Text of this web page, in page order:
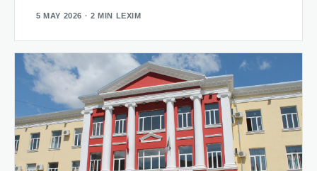
5 MAY 2026 · 2 MIN LEXIM